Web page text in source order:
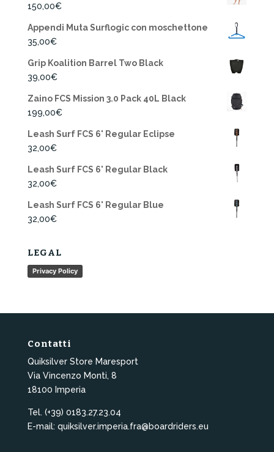
150,00€
Appendi Muta Surflogic con moschettone
35,00€
Grip Koalition Barrel Two Black
39,00€
Zaino FCS Mission 3.0 Pack 40L Black
199,00€
Leash Surf FCS 6' Regular Eclipse
32,00€
Leash Surf FCS 6' Regular Black
32,00€
Leash Surf FCS 6' Regular Blue
32,00€
LEGAL
Privacy Policy
Contatti
Quiksilver Store Maresport
Via Vincenzo Monti, 8
18100 Imperia
Tel. (+39) 0183.27.23.04
E-mail: quiksilver.imperia.fra@boardriders.eu